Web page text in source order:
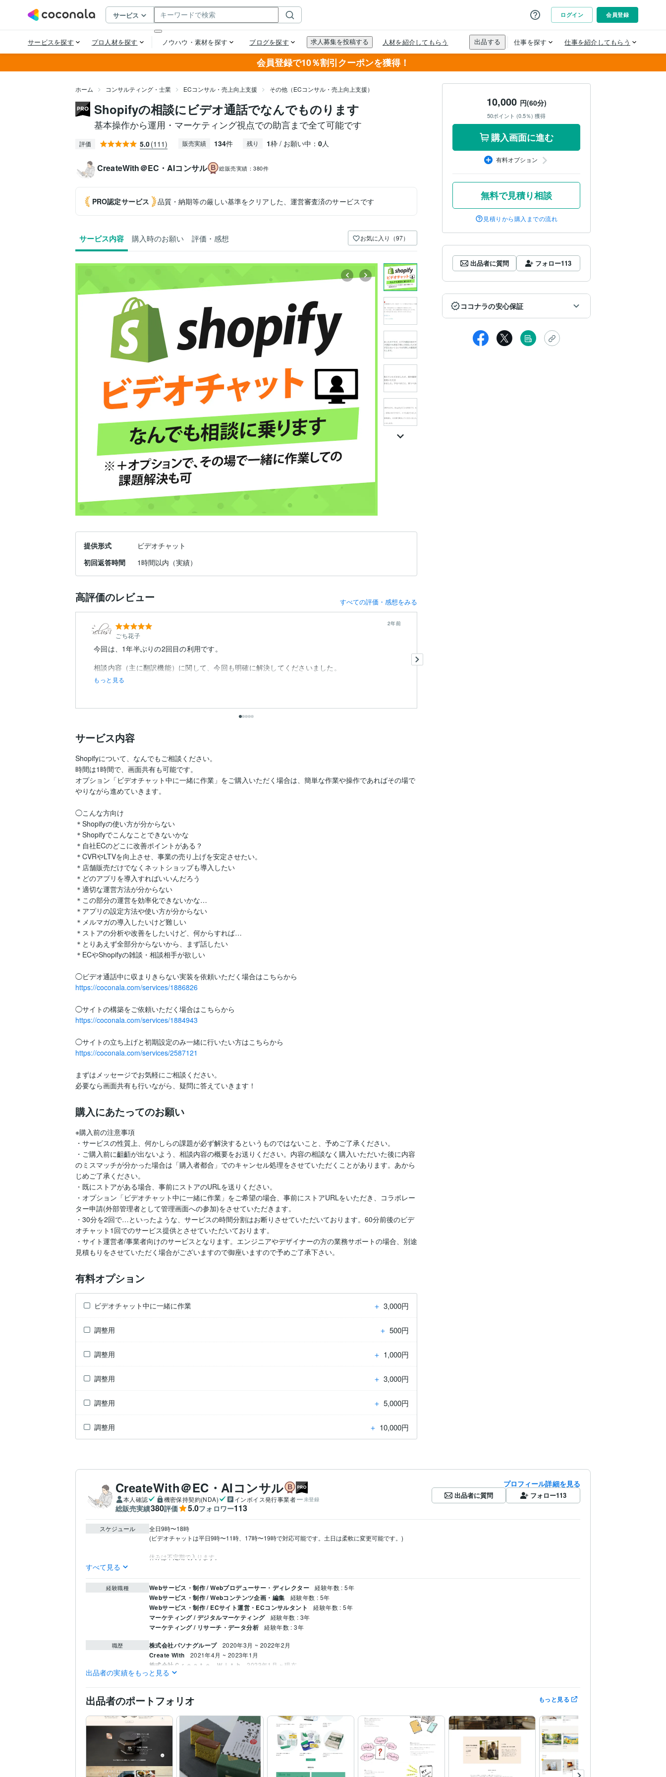
会員登録で10％割引クーポンを獲得！
ホーム コンサルティング・士業 ECコンサル・売上向上支援 その他（ECコンサル・売上向上支援）
Shopifyの相談にビデオ通話でなんでものります
基本操作から運用・マーケティング視点での助言まで全て可能です
評価 5.0(111) 販売実績 134件 残り 1枠 / お願い中： 0人
CreateWith＠EC・AIコンサル 総販売実績： 380件
PRO認定サービス 品質・納期等の厳しい基準をクリアした、運営審査済のサービスです
サービス内容 購入時のお願い 評価・感想 お気に入り（97）
提供形式
ビデオチャット
初回返答時間
1時間以内（実績）
高評価のレビュー すべての評価・感想をみる
ごち花子
2年前
今回は、1年半ぶりの2回目の利用です。
相談内容（主に翻訳機能）に関して、今回も明確に解決してくださいました。
もっと見る
サービス内容
Shopifyについて、なんでもご相談ください。
時間は1時間で、画面共有も可能です。
オプション「ビデオチャット中に一緒に作業」をご購入いただく場合は、簡単な作業や操作であればその場で
やりながら進めていきます。
◯こんな方向け
＊Shopifyの使い方が分からない
＊Shopifyでこんなことできないかな
＊自社ECのどこに改善ポイントがある？
＊CVRやLTVを向上させ、事業の売り上げを安定させたい。
＊店舗販売だけでなくネットショップも導入したい
＊どのアプリを導入すればいいんだろう
＊適切な運営方法が分からない
＊この部分の運営を効率化できないかな…
＊アプリの設定方法や使い方が分からない
＊メルマガの導入したいけど難しい
＊ストアの分析や改善をしたいけど、何からすれば…
＊とりあえず全部分からないから、まず話したい
＊ECやShopifyの雑談・相談相手が欲しい
https://coconala.com/services/1886826
https://coconala.com/services/1884943
https://coconala.com/services/2587121
まずはメッセージでお気軽にご相談ください。
必要なら画面共有も行いながら、疑問に答えていきます！
購入にあたってのお願い
※購入前の注意事項
・サービスの性質上、何かしらの課題が必ず解決するというものではないこと、予めご了承ください。
・ご購入前に齟齬が出ないよう、相談内容の概要をお送りください。内容の相談なく購入いただいた後に内容
のミスマッチが分かった場合は「購入者都合」でのキャンセル処理をさせていただくことがあります。あから
じめご了承ください。
・既にストアがある場合、事前にストアのURLを送りください。
・オプション「ビデオチャット中に一緒に作業」をご希望の場合、事前にストアURLをいただき、コラボレー
ター申請(外部管理者として管理画面への参加)をさせていただきます。
・30分を2回で…といったような、サービスの時間分割はお断りさせていただいております。60分前後のビデ
オチャット1回でのサービス提供とさせていただいております。
・サイト運営者/事業者向けのサービスとなります。エンジニアやデザイナーの方の業務サポートの場合、別途
見積もりをさせていただく場合がございますので御座いますので予めご了承下さい。
有料オプション
ビデオチャット中に一緒に作業 ＋ 3,000円
調整用 ＋ 500円
調整用 ＋ 1,000円
調整用 ＋ 3,000円
調整用 ＋ 5,000円
調整用 ＋ 10,000円
10,000 円(60分)
50ポイント (0.5％) 獲得
購入画面に進む
有料オプション
無料で見積り相談
見積りから購入までの流れ
出品者に質問 フォロー113
ココナラの安心保証
CreateWith＠EC・AIコンサル
本人確認 機密保持契約(NDA) インボイス発行事業者 未登録
総販売実績380評価 5.0フォロワー113
プロフィール詳細を見る
出品者に質問 フォロー113
スケジュール
全日9時〜18時
(ビデオチャットは平日9時〜11時、17時〜19時で対応可能です。土日は柔軟に変更可能です。)
休みは不定期で入ります。
すべて見る
経験職種 Webサービス・制作 / Webプロデューサー・ディレクター 経験年数 : 5年
Webサービス・制作 / Webコンテンツ企画・編集 経験年数 : 5年
Webサービス・制作 / ECサイト運営・ECコンサルタント 経験年数 : 5年
マーケティング / デジタルマーケティング 経験年数 : 3年
マーケティング / リサーチ・データ分析 経験年数 : 3年
職歴 株式会社パソナグループ 2020年3月 ~ 2022年2月
Create With 2021年4月 ~ 2023年1月
株式会社Ｃｒｅａｔｅ Ｗｉｔｈ 2023年1月 ~ 現在
語・フレームワーク
ビジネス・クリエイ WordPress:3年
PageSpeed Insights:3年
その他ツール
得意分野 Web制作・HP作成・EC構築 ECサイト構築(Shopify) HP構築(WordPress)
マーケティング Webマーケティング Shopify shopify構築 Shopify運用 コンバージョン改善
コンサルティング・士業 EC事業コンサルティング(CRM) CVR改善コンサルティング
出品者の実績をもっと見る
出品者のポートフォリオ もっと見る